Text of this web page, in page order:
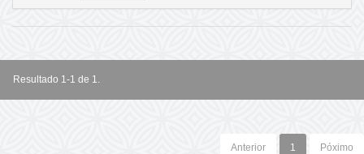
Resultado 1-1 de 1.
Anterior 1 Póximo